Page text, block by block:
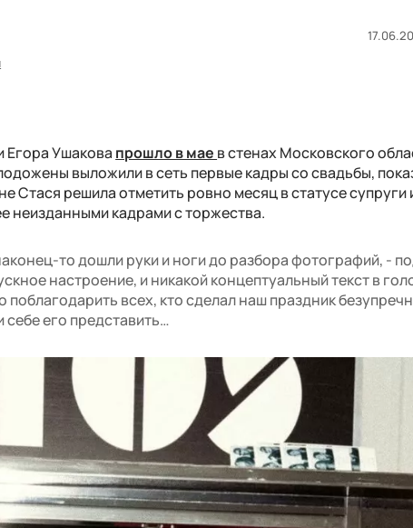
Егора Ушакова прошло в мае в стенах Московского
выложили в сеть первые кадры со свадьбы,
Стася решила отметить ровно месяц в статусе супруги
неизданными кадрами с торжества.
то дошли руки и ноги до разбора фотографий, -
настроение, и никакой концептуальный текст в
поблагодарить всех, кто сделал наш праздник
его представить…